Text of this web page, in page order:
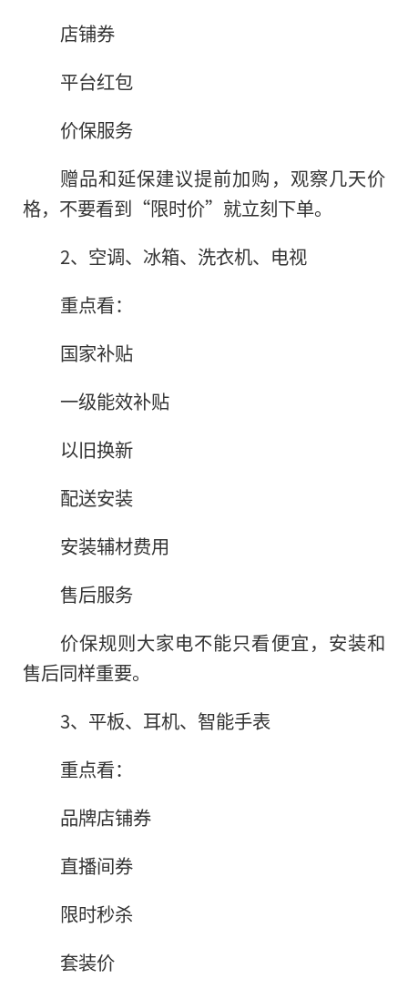
店铺券
平台红包
价保服务
赠品和延保建议提前加购，观察几天价
格，不要看到“限时价”就立刻下单。
2、空调、冰箱、洗衣机、电视
重点看：
国家补贴
一级能效补贴
以旧换新
配送安装
安装辅材费用
售后服务
价保规则大家电不能只看便宜，安装和
售后同样重要。
3、平板、耳机、智能手表
重点看：
品牌店铺券
直播间券
限时秒杀
套装价